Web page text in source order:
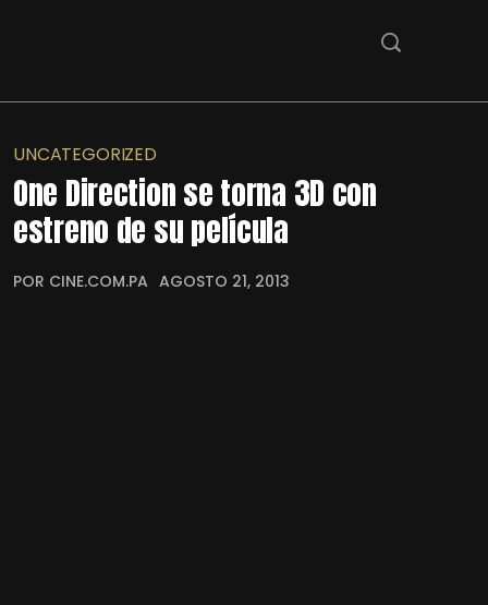
UNCATEGORIZED
One Direction se torna 3D con
estreno de su película
POR CINE.COM.PA AGOSTO 21, 2013